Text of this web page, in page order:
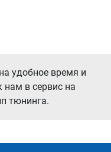
удобное время и
нам в сервис на
тюнинга.